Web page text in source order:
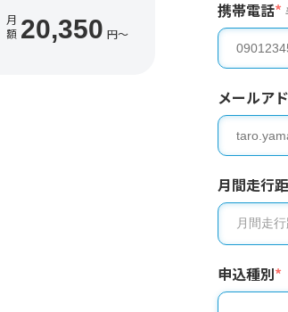
月
額 20,350 円〜
携帯電話*
メールア
月間走行
申込種別*